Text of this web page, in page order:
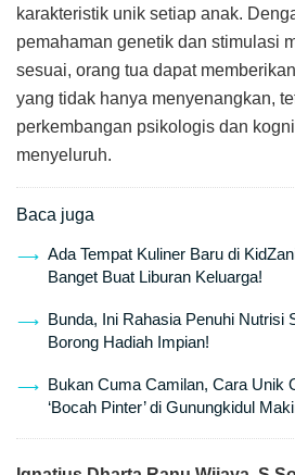
karakteristik unik setiap anak.
pemahaman genetik dan stimulasi
sesuai, orang tua dapat
yang tidak hanya menyenangkan,
perkembangan psikologis dan
menyeluruh.
Baca juga
Ada Tempat Kuliner Baru di
Banget Buat Liburan Keluarga!
Bunda, Ini Rahasia Penuhi Nutrisi
Borong Hadiah Impian!
Bukan Cuma Camilan, Cara Unik
‘Bocah Pinter’ di Gunungkidul